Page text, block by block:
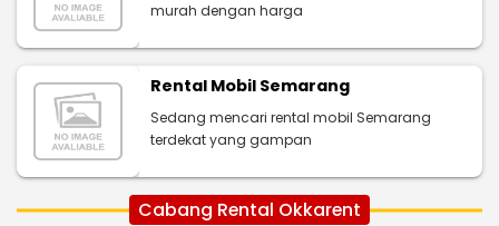
murah dengan harga
Rental Mobil Semarang
Sedang mencari rental mobil Semarang
terdekat yang gampan
Cabang Rental Okkarent